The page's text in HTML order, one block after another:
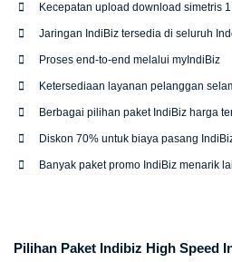
Kecepatan upload download simetris
Jaringan IndiBiz tersedia di seluruh
Proses end-to-end melalui myIndiBiz
Ketersediaan layanan pelanggan
Berbagai pilihan paket IndiBiz harga
Diskon 70% untuk biaya pasang
Banyak paket promo IndiBiz menarik
Pilihan Paket Indibiz High Speed